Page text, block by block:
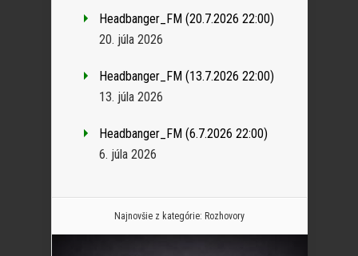
Headbanger_FM (20.7.2026 22:00)
20. júla 2026
Headbanger_FM (13.7.2026 22:00)
13. júla 2026
Headbanger_FM (6.7.2026 22:00)
6. júla 2026
Najnovšie z kategórie: Rozhovory